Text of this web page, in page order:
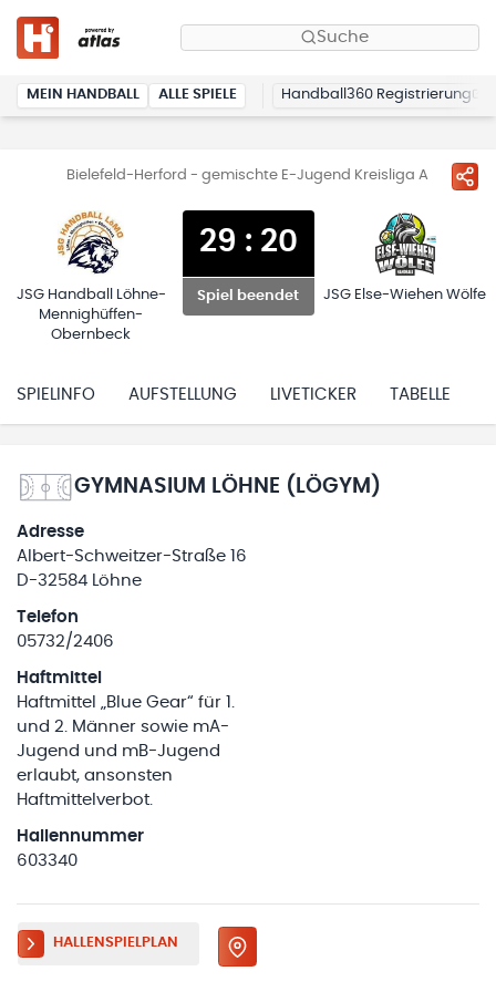
Suche
MEIN HANDBALL ALLE SPIELE Handball360 Registrierung
Bielefeld-Herford - gemischte E-Jugend Kreisliga A
JSG Handball Löhne-
Mennighüffen-
Obernbeck
29 : 20
Spiel beendet JSG Else-Wiehen Wölfe
SPIELINFO AUFSTELLUNG LIVETICKER TABELLE
GYMNASIUM LÖHNE (LÖGYM)
Adresse
Albert-Schweitzer-Straße 16
D-32584 Löhne
Telefon
05732/2406
Haftmittel
Haftmittel „Blue Gear“ für 1.
und 2. Männer sowie mA-
Jugend und mB-Jugend
erlaubt, ansonsten
Haftmittelverbot.
Hallennummer
603340
HALLENSPIELPLAN